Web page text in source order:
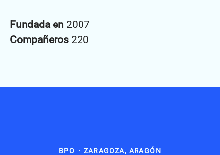
Fundada en 2007
Compañeros 220
BPO · ZARAGOZA, ARAGÓN